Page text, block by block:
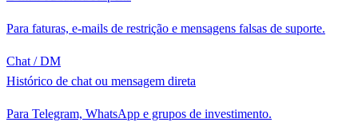
Para faturas, e-mails de restrição e mensagens falsas de suporte.
Chat / DM
Histórico de chat ou mensagem direta
Para Telegram, WhatsApp e grupos de investimento.